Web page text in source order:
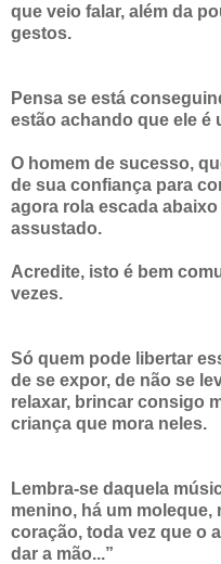
que veio falar, além da
gestos.
Pensa se está
estão achando que ele é
O homem de sucesso,
de sua confiança para
agora rola escada
assustado.
Acredite, isto é bem
vezes.
Só quem pode libertar
de se expor, de não se
relaxar, brincar consigo
criança que mora neles.
Lembra-se daquela
menino, há um moleque,
coração, toda vez que o
dar a mão...”